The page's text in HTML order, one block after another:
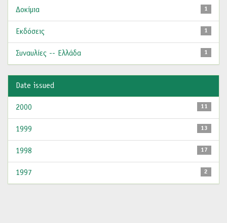
1
Δοκίμια
1
Εκδόσεις
1
Συναυλίες -- Ελλάδα
Date issued
11
2000
13
1999
17
1998
2
1997